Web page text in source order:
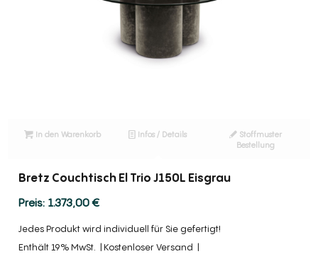
In den Warenkorb Infos / Details
Stoffmuster
Bestellung
Bretz Couchtisch El Trio J150L Eisgrau
1.373,00€
Jedes Produkt wird individuell für Sie gefertigt!
Enthält 19% MwSt.
Kostenloser Versand